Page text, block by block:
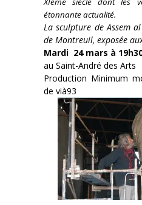
étonnante actualité.
La sculpture de Assem
de Montreuil, exposée
Mardi 24 mars à
au Saint-André des Arts
Production Minimum
de vià93